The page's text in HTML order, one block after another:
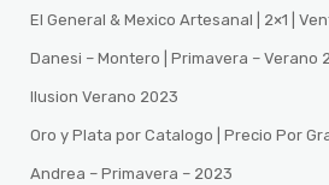
El General & Mexico Artesanal | 2×1 |
Danesi – Montero | Primavera – Verano
Ilusion Verano 2023
Oro y Plata por Catalogo | Precio Por
Andrea – Primavera – 2023